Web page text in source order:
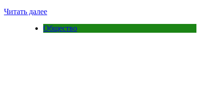
Читать далее
Общество